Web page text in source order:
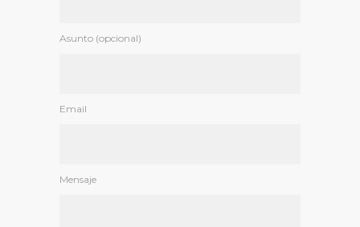
Asunto (opcional)
Email
Mensaje